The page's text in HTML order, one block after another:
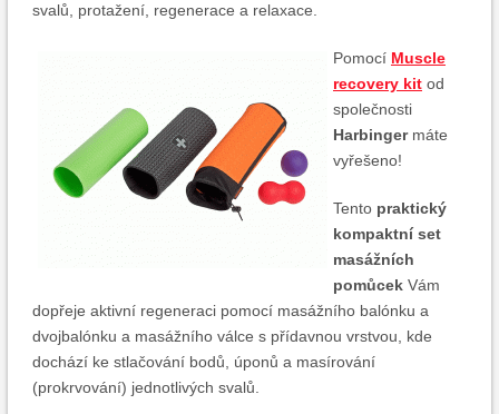
svalů, protažení, regenerace a relaxace.
Pomocí Muscle
recovery kit od
společnosti
Harbingermáte
vyřešeno!
Tento praktický
kompaktní set
masážních
pomůcek Vám
dopřeje aktivní regeneraci pomocí masážního balónku a
dvojbalónku a masážního válce s přídavnou vrstvou, kde
dochází ke stlačování bodů, úponů a masírování
(prokrvování) jednotlivých svalů.